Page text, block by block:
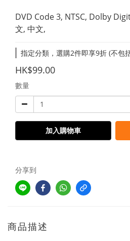
DVD Code 3, NTSC, Dolby
文, 中文,
指定分類，選購2件即享9折 (不包
HK$99.00
數量
加入購物車
分享到
商品描述